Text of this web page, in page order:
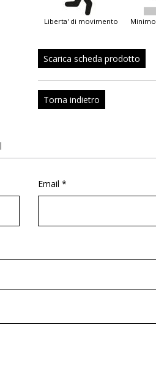
liberta' di movimento
Scarica scheda prodotto
Torna indietro
Email *